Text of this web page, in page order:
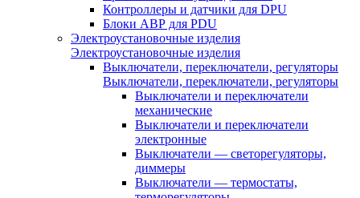
Контроллеры и датчики для DPU
Блоки АВР для PDU
Электроустановочные изделия
Электроустановочные изделия
Выключатели, переключатели, регуляторы
Выключатели, переключатели, регуляторы
Выключатели и переключатели
механические
Выключатели и переключатели
электронные
Выключатели — светорегуляторы,
диммеры
Выключатели — термостаты,